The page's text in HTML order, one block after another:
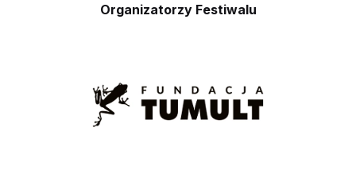
Organizatorzy Festiwalu